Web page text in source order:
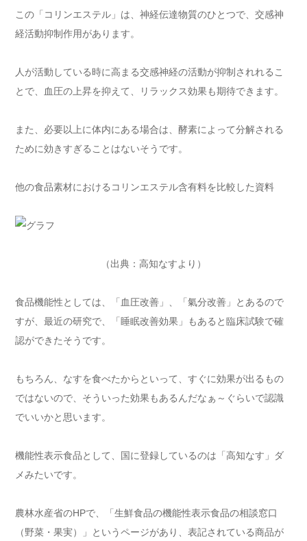
この「コリンエステル」は、神経伝達物質のひとつで、交感神
経活動抑制作用があります。
人が活動している時に高まる交感神経の活動が抑制されれるこ
とで、血圧の上昇を抑えて、リラックス効果も期待できます。
また、必要以上に体内にある場合は、酵素によって分解される
ために効きすぎることはないそうです。
他の食品素材におけるコリンエステル含有料を比較した資料
（出典：高知なすより）
食品機能性としては、「血圧改善」、「氣分改善」とあるので
すが、最近の研究で、「睡眠改善効果」もあると臨床試験で確
認ができたそうです。
もちろん、なすを食べたからといって、すぐに効果が出るもの
ではないので、そういった効果もあるんだなぁ～ぐらいで認識
でいいかと思います。
機能性表示食品として、国に登録しているのは「高知なす」ダ
メみたいです。
農林水産省のHPで、「生鮮食品の機能性表示食品の相談窓口
（野菜・果実）」というページがあり、表記されている商品が